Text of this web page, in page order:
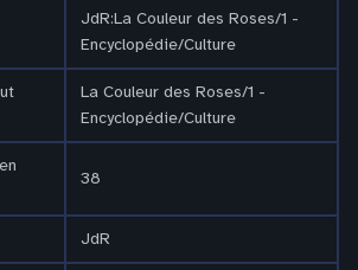
JdR:La Couleur des Roses/1 -
Encyclopédie/Culture
La Couleur des Roses/1 -
Encyclopédie/Culture
38
JdR